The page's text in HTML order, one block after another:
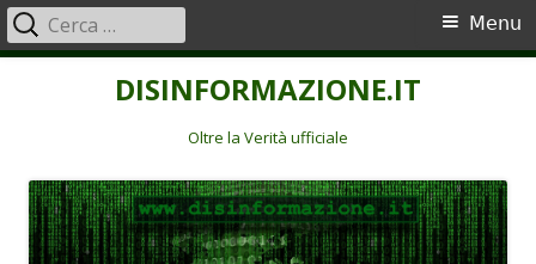
DISINFORMAZIONE.IT
Oltre la Verità ufficiale
Menu
principale
Menu
Ricerca
per: